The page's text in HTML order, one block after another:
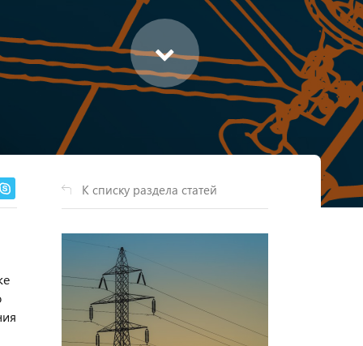
К списку раздела статей